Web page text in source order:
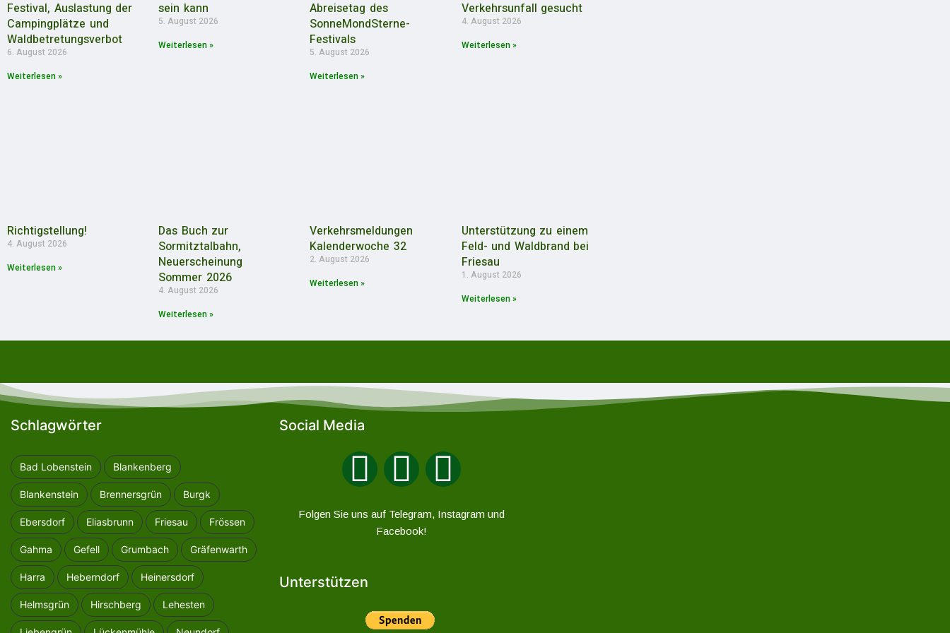
Festival, Auslastung der
Campingplätze und
Waldbetretungsverbot
6. August 2026
Weiterlesen »
sein kann
5. August 2026
Weiterlesen »
Abreisetag des
SonneMondSterne-
Festivals
5. August 2026
Weiterlesen »
Verkehrsunfall gesucht
4. August 2026
Weiterlesen »
Richtigstellung!
4. August 2026
Weiterlesen »
Das Buch zur
Sormitztalbahn,
Neuerscheinung
Sommer 2026
4. August 2026
Weiterlesen »
Verkehrsmeldungen
Kalenderwoche 32
2. August 2026
Weiterlesen »
Unterstützung zu einem
Feld- und Waldbrand bei
Friesau
1. August 2026
Weiterlesen »
Schlagwörter
Bad Lobenstein Blankenberg
Blankenstein Brennersgrün Burgk
Ebersdorf Eliasbrunn Friesau Frössen
Gahma Gefell Grumbach Gräfenwarth
Harra Heberndorf Heinersdorf
Helmsgrün Hirschberg Lehesten
Social Media
Folgen Sie uns auf Telegram, Instagram und
Facebook!
Unterstützen